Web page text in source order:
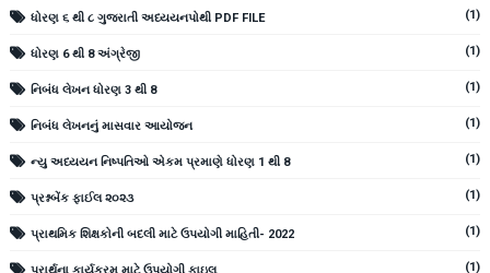
ધોરણ ૬ થી ૮ ગુજરાતી અધ્યયનપોથી PDF FILE (1)
ધોરણ 6 થી 8 અંગ્રેજી (1)
નિબંધ લેખન ધોરણ 3 થી 8 (1)
નિબંધ લેખનનું માસવાર આયોજન (1)
ન્યુ અધ્યયન નિષ્પતિઓ એકમ પ્રમાણે ધોરણ 1 થી 8 (1)
પ્રશ્નબેંક ફાઈલ ૨૦૨૩ (1)
પ્રાથમિક શિક્ષકોની બદલી માટે ઉપયોગી માહિતી- 2022 (1)
પ્રાર્થના કાર્યક્રમ માટે ઉપયોગી ફાઇલ (1)